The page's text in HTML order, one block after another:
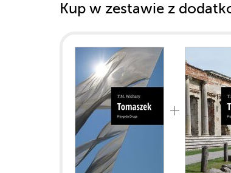
Kup w zestawie z